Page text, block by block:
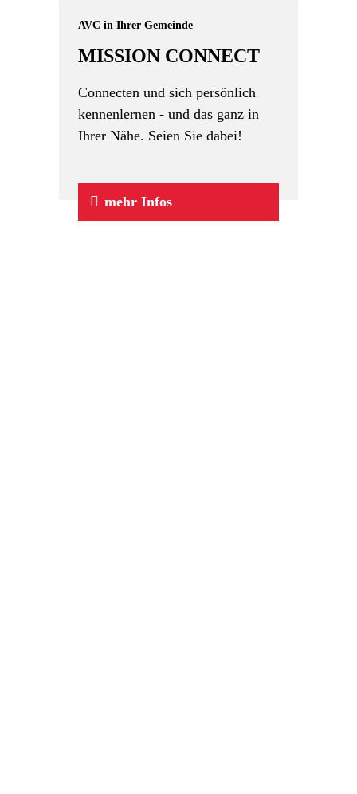
AVC in Ihrer Gemeinde
MISSION CONNECT
Connecten und sich persönlich
kennenlernen - und das ganz in
Ihrer Nähe. Seien Sie dabei!
mehr Infos